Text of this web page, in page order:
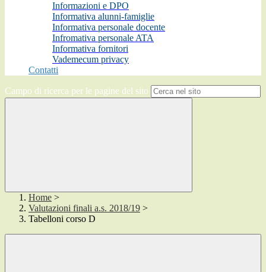
Informazioni e DPO
Informativa alunni-famiglie
Informativa personale docente
Infromativa personale ATA
Informativa fornitori
Vademecum privacy
Contatti
Campo di ricerca per le pagine del sito
Home >
Valutazioni finali a.s. 2018/19 >
Tabelloni corso D